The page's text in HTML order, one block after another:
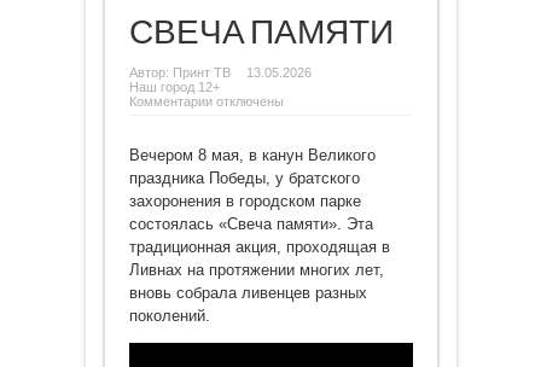
СВЕЧА ПАМЯТИ
Автор: Принт ТВ
13.05.2026
Наш город 12+
Комментариикотключены
Вечером 8 мая, в канун Великого
праздника Победы, у братского
захоронения в городском парке
состоялась «Свеча памяти». Эта
традиционная акция, проходящая в
Ливнах на протяжении многих лет,
вновь собрала ливенцев разных
поколений.